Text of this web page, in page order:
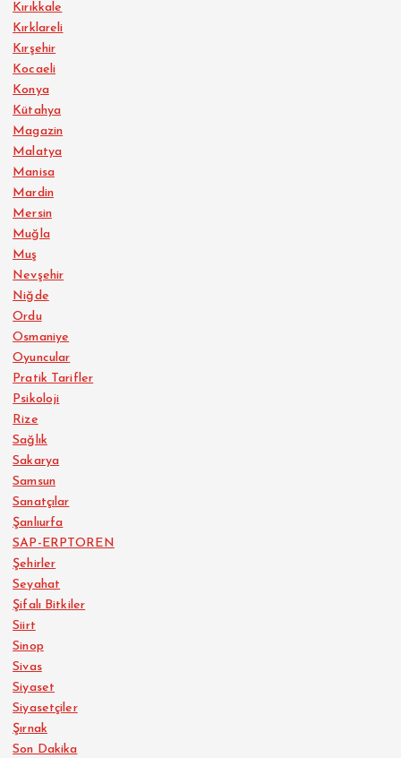
Kırıkkale
Kırklareli
Kırşehir
Kocaeli
Konya
Kütahya
Magazin
Malatya
Manisa
Mardin
Mersin
Muğla
Muş
Nevşehir
Niğde
Ordu
Osmaniye
Oyuncular
Pratik Tarifler
Psikoloji
Rize
Sağlık
Sakarya
Samsun
Sanatçılar
Şanlıurfa
SAP-ERPTOREN
Şehirler
Seyahat
Şifalı Bitkiler
Siirt
Sinop
Sivas
Siyaset
Siyasetçiler
Şırnak
Son Dakika